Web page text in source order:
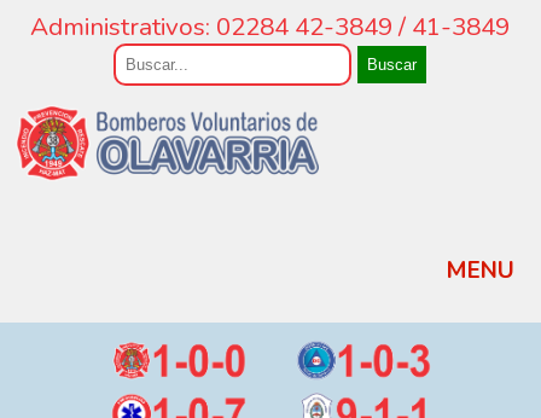
Administrativos: 02284 42-3849 / 41-3849
Buscar
MENU